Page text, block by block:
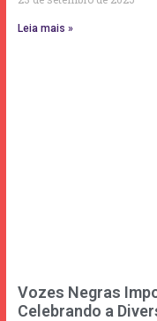
Leia mais »
Vozes Negras
Celebrando a